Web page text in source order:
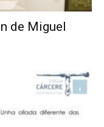
de Miguel